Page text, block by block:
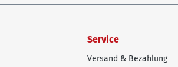
Service
Versand & Bezahlung